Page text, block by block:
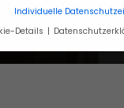
Individuelle
Details